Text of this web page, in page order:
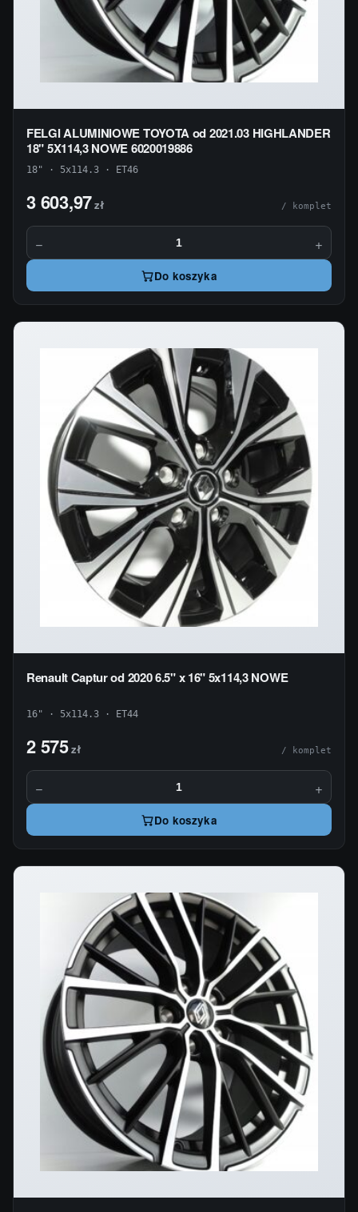
FELGI ALUMINIOWE TOYOTA od 2021.03 HIGHLANDER
18" 5X114,3 NOWE 6020019886
18" · 5x114.3 · ET46
3 603,97zł / komplet
− +
Do koszyka
Renault Captur od 2020 6.5" x 16" 5x114,3 NOWE
16" · 5x114.3 · ET44
2 575zł / komplet
− +
Do koszyka